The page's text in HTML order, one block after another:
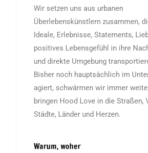
Wir setzen uns aus urbanen
Überlebenskünstlern zusammen,
Ideale, Erlebnisse, Statements,
positives Lebensgefühl in ihre
und direkte Umgebung
Bisher noch hauptsächlich im
agiert, schwärmen wir immer
bringen Hood Love in die Straßen,
Städte, Länder und Herzen.
Warum, woher